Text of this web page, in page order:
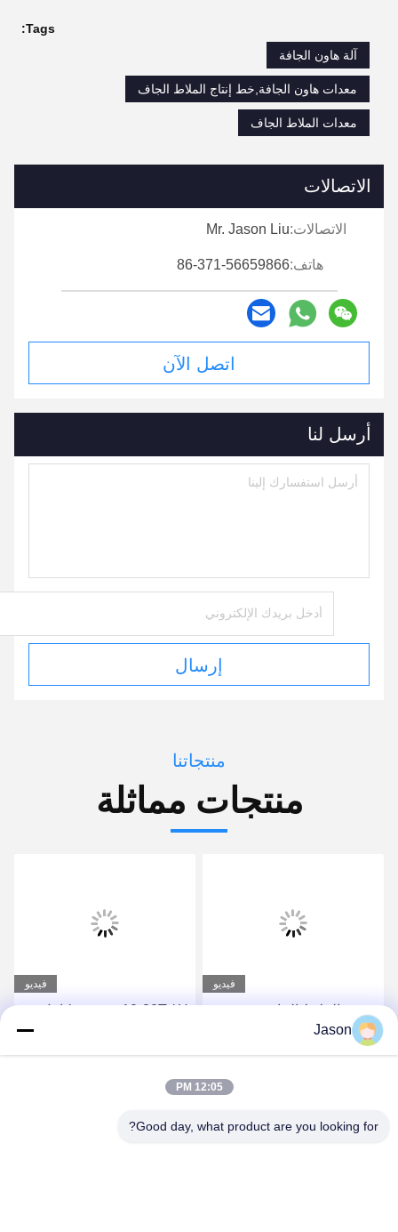
Tags:
آلة هاون الجافة
معدات هاون الجافة,خط إنتاج الملاط الجاف
معدات الملاط الجاف
الاتصالات
الاتصالات:Mr. Jason Liu
هاتف:86-371-56659866
اتصل الآن
أرسل لنا
إرسال
منتجاتنا
منتجات مماثلة
فيديو
مصنع الملاط الجاف
الأوتوماتيكي بالكامل لصنع
لاصق البلاط والجص
احصل على أفضل سعر
فيديو
10-30T / H برج نوع كامل
التلقائي بيع مصنع هاون جاف
حار
احصل على أفضل سعر
Jason
12:05 PM
Good day, what product are you looking for?